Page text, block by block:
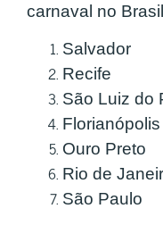
carnaval no
Salvador
Recife
São Luiz do
Florianópolis
Ouro Preto
Rio de
São Paulo